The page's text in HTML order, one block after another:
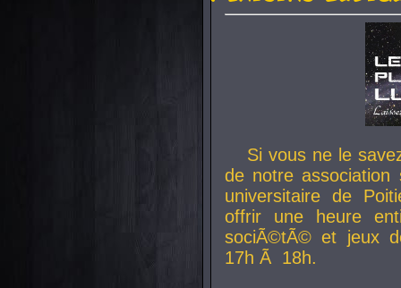
Si vous ne le
de notre
universitaire de
offrir une heure
sociÃ©tÃ© et jeux
17h Ã 18h.